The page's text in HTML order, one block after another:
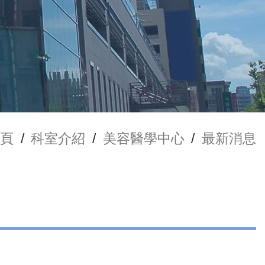
/ 科室介紹 / 美容醫學中心 / 最新消息